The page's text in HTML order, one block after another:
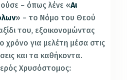
– όπως λένε «Αι
» – το Νόμο του Θεού
του, εξοικονομώντας
χρόνο για μελέτη μέσα στις
και τα καθήκοντα.
Χρυσόστομος: